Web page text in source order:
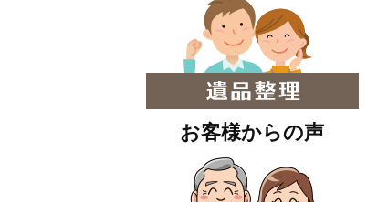
お客様からの声